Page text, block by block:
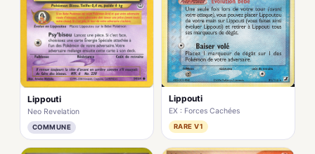
Lippouti
Neo Revelation
COMMUNE
Lippouti
EX : Forces Cachées
RARE V1